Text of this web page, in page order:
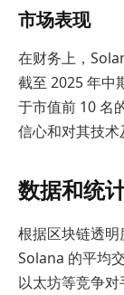
市场表现
在财务上，
截至 2025 年中
于市值前 10 名
信心和对其技术
数据和统
根据区块链透明
Solana 的平均
以太坊等竞争